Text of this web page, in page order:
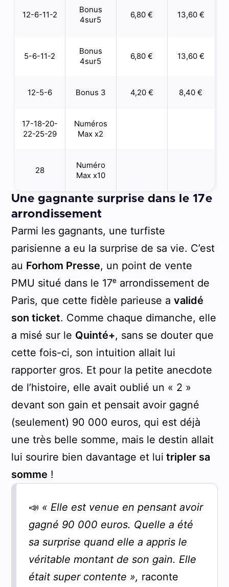
12-6-11-2
Bonus
4sur5
6,80 € 13,60 €
5-6-11-2
Bonus
4sur5
6,80 € 13,60 €
12-5-6 Bonus 3 4,20 € 8,40 €
17-18-20-
22-25-29
Numéros
Max x2
28
Numéro
Max x10
Une gagnante surprise dans le 17e
arrondissement
Parmi les gagnants, une turfiste
parisienne a eu la surprise de sa vie. C’est
au Forhom Presse, un point de vente
PMU situé dans le 17ᵉ arrondissement de
Paris, que cette fidèle parieuse a validé
son ticket. Comme chaque dimanche, elle
a misé sur le Quinté+, sans se douter que
cette fois-ci, son intuition allait lui
rapporter gros. Et pour la petite anecdote
de l’histoire, elle avait oublié un « 2 »
devant son gain et pensait avoir gagné
(seulement) 90 000 euros, qui est déjà
une très belle somme, mais le destin allait
lui sourire bien davantage et lui tripler sa
somme !
📣 « Elle est venue en pensant avoir
gagné 90 000 euros. Quelle a été
sa surprise quand elle a appris le
véritable montant de son gain. Elle
était super contente », raconte